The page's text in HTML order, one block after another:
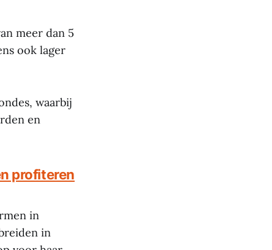
meer dan 5
ook lager
waarbij
en
profiteren
in
in